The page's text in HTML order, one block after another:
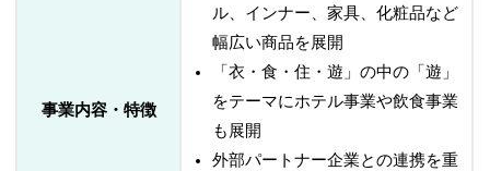
事業内容・特徴
ル、インナー、家具、化粧品など
幅広い商品を展開
「衣・食・住・遊」の中の「遊」
をテーマにホテル事業や飲食事業
も展開
外部パートナー企業との連携を重